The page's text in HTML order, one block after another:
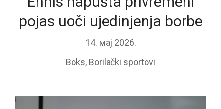
pojas uoči ujedinjenja borbe
14. мај 2026.
Boks, Borilački sportovi